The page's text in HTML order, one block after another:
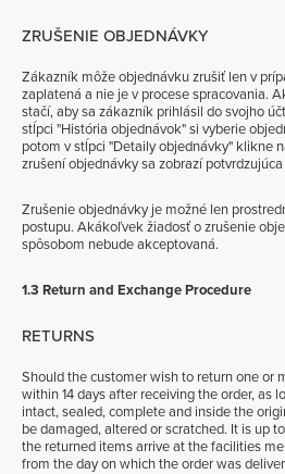
ZRUŠENIE OBJEDNÁVKY
Zákazník môže objednávku zrušiť len v
zaplatená a nie je v procese spracovania.
stačí, aby sa zákazník prihlásil do svojho
stĺpci "História objednávok" si vyberie
potom v stĺpci "Detaily objednávky" klikne
zrušení objednávky sa zobrazí potvrdzujúca
Zrušenie objednávky je možné len
postupu. Akákoľvek žiadosť o zrušenie
spôsobom nebude akceptovaná.
1.3 Return and Exchange Procedure
RETURNS
Should the customer wish to return one or
within 14 days after receiving the order, as
intact, sealed, complete and inside the
be damaged, altered or scratched. It is up
the returned items arrive at the facilities
from the day on which the order was